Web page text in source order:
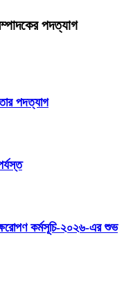
পদত্যাগ
পদত্যাগ
কর্মসূচি-২০২৬-এর শুভ